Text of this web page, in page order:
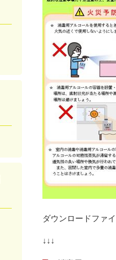
ダウンロードファ
↓↓↓